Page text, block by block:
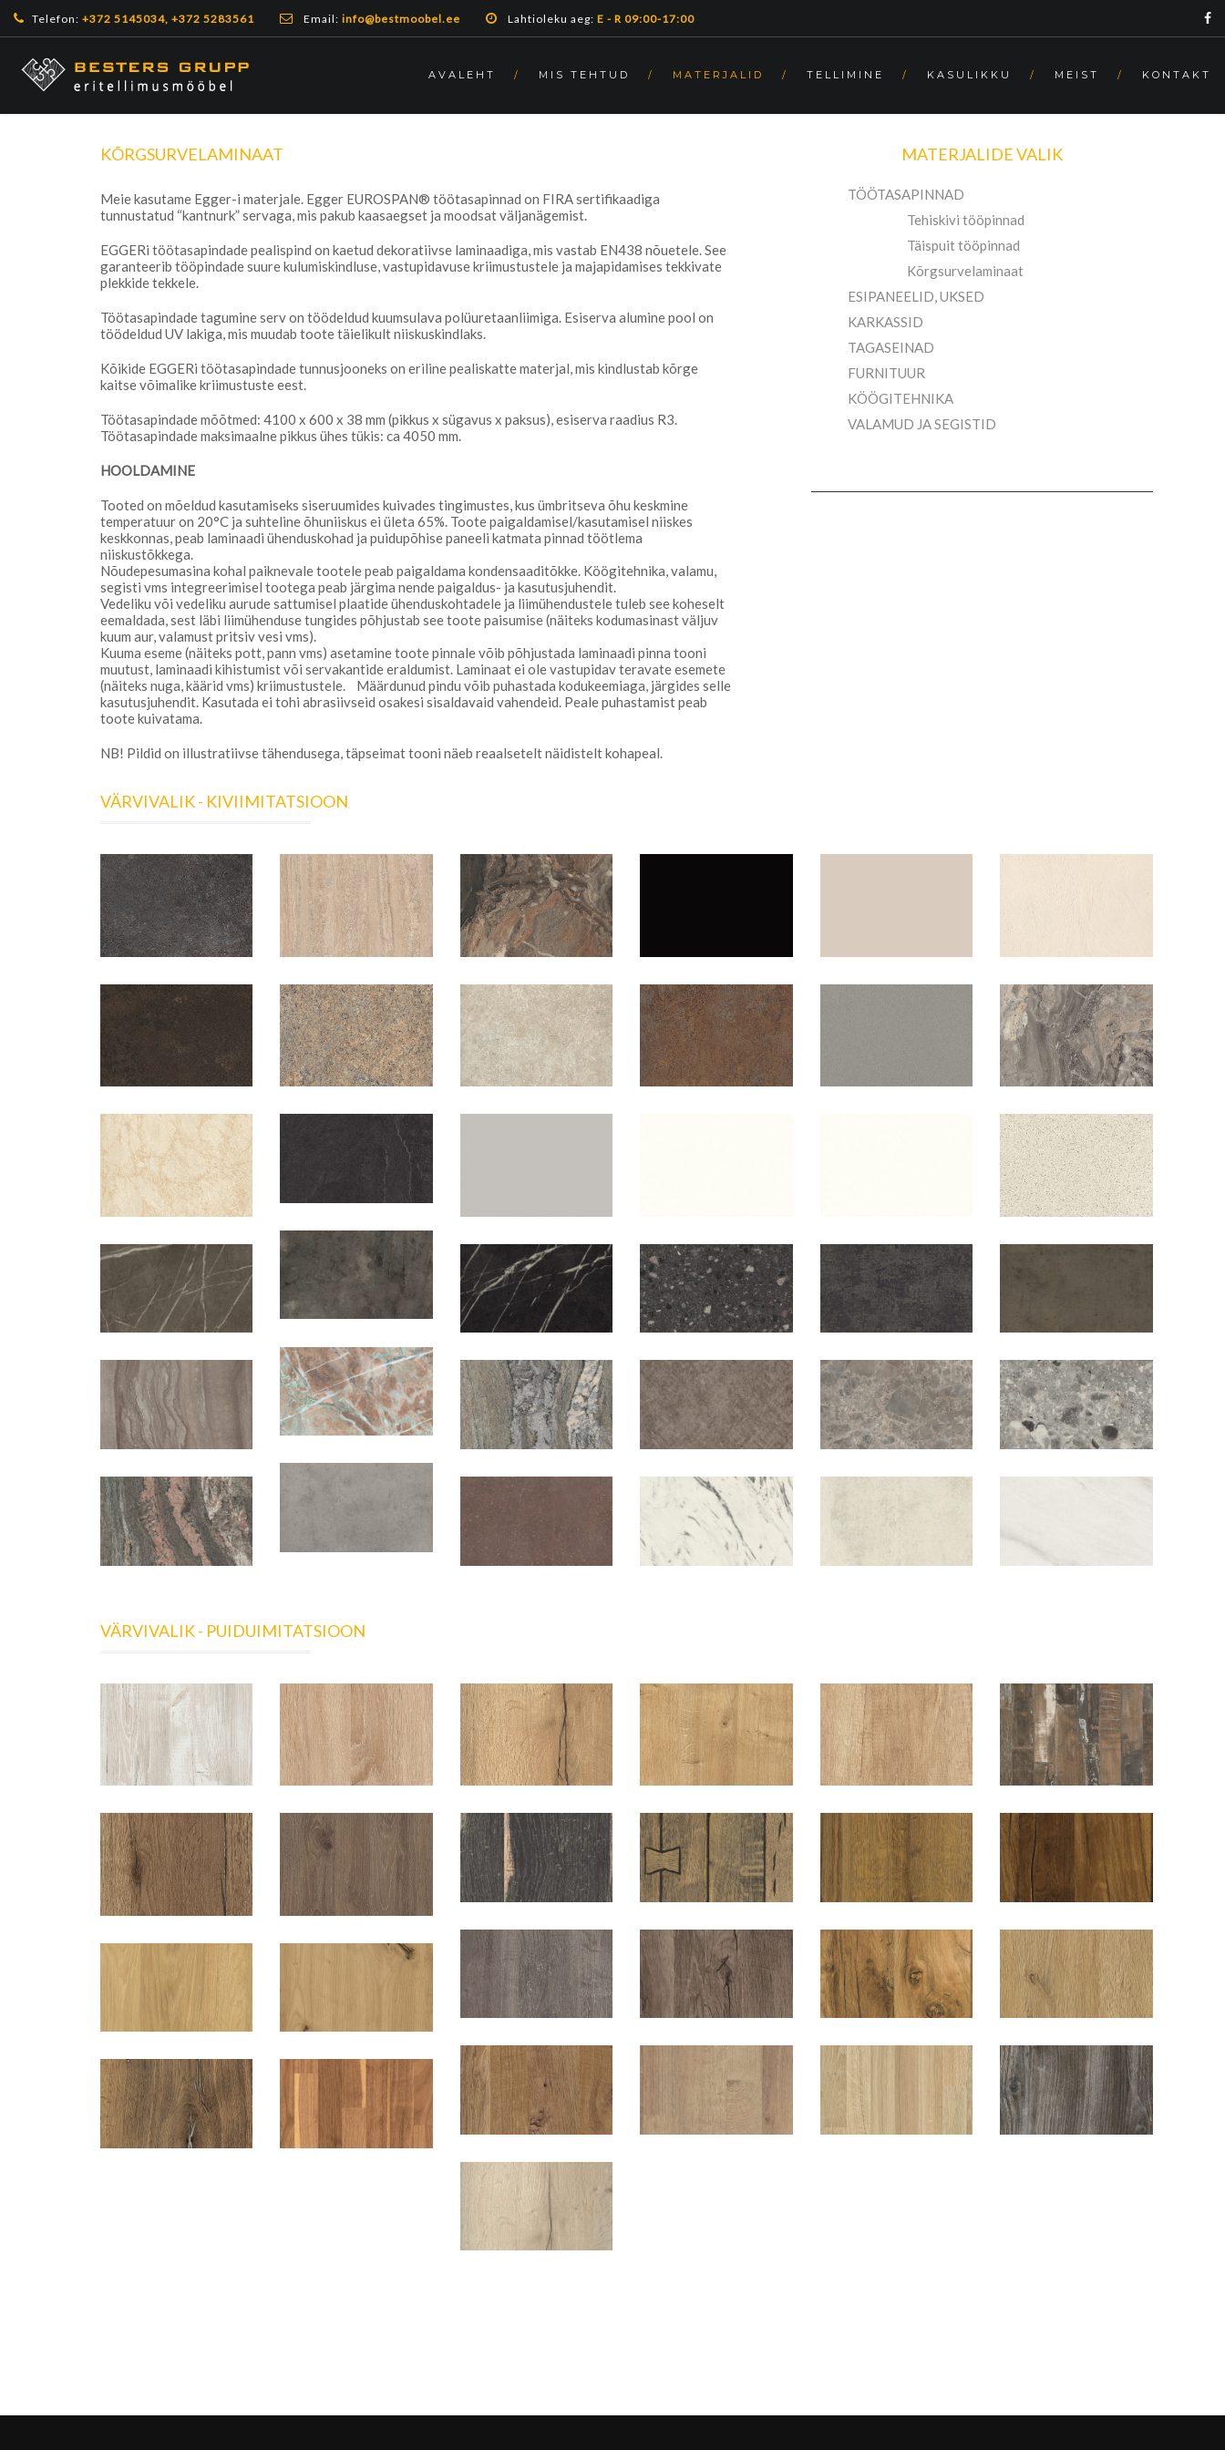
Telefon: +372 5145034, +372 5283561 Email: info@bestmoobel.ee Lahtioleku aeg: E - R 09:00-17:00
AVALEHT MIS TEHTUD MATERJALID TELLIMINE KASULIKKU MEIST KONTAKT
KÕRGSURVELAMINAAT
Meie kasutame Egger-i materjale. Egger EUROSPAN® töötasapinnad on FIRA sertifikaadiga
tunnustatud “kantnurk” servaga, mis pakub kaasaegset ja moodsat väljanägemist.
EGGERi töötasapindade pealispind on kaetud dekoratiivse laminaadiga, mis vastab EN438 nõuetele. See
garanteerib tööpindade suure kulumiskindluse, vastupidavuse kriimustustele ja majapidamises tekkivate
plekkide tekkele.
Töötasapindade tagumine serv on töödeldud kuumsulava polüuretaanliimiga. Esiserva alumine pool on
töödeldud UV lakiga, mis muudab toote täielikult niiskuskindlaks.
Kõikide EGGERi töötasapindade tunnusjooneks on eriline pealiskatte materjal, mis kindlustab kõrge
kaitse võimalike kriimustuste eest.
Töötasapindade mõõtmed: 4100 x 600 x 38 mm (pikkus x sügavus x paksus), esiserva raadius R3.
Töötasapindade maksimaalne pikkus ühes tükis: ca 4050 mm.
HOOLDAMINE
Tooted on mõeldud kasutamiseks siseruumides kuivades tingimustes, kus ümbritseva õhu keskmine
temperatuur on 20°C ja suhteline õhuniiskus ei ületa 65%. Toote paigaldamisel/kasutamisel niiskes
keskkonnas, peab laminaadi ühenduskohad ja puidupõhise paneeli katmata pinnad töötlema
niiskustõkkega.
Nõudepesumasina kohal paiknevale tootele peab paigaldama kondensaaditõkke. Köögitehnika, valamu,
segisti vms integreerimisel tootega peab järgima nende paigaldus- ja kasutusjuhendit.
Vedeliku või vedeliku aurude sattumisel plaatide ühenduskohtadele ja liimühendustele tuleb see koheselt
eemaldada, sest läbi liimühenduse tungides põhjustab see toote paisumise (näiteks kodumasinast väljuv
kuum aur, valamust pritsiv vesi vms).
Kuuma eseme (näiteks pott, pann vms) asetamine toote pinnale võib põhjustada laminaadi pinna tooni
muutust, laminaadi kihistumist või servakantide eraldumist. Laminaat ei ole vastupidav teravate esemete
(näiteks nuga, käärid vms) kriimustustele. Määrdunud pindu võib puhastada kodukeemiaga, järgides selle
kasutusjuhendit. Kasutada ei tohi abrasiivseid osakesi sisaldavaid vahendeid. Peale puhastamist peab
toote kuivatama.
NB! Pildid on illustratiivse tähendusega, täpseimat tooni näeb reaalsetelt näidistelt kohapeal.
MATERJALIDE VALIK
TÖÖTASAPINNAD
Tehiskivi tööpinnad
Täispuit tööpinnad
Kõrgsurvelaminaat
ESIPANEELID, UKSED
KARKASSID
TAGASEINAD
FURNITUUR
KÖÖGITEHNIKA
VALAMUD JA SEGISTID
VÄRVIVALIK - KIVIIMITATSIOON
VÄRVIVALIK - PUIDUIMITATSIOON